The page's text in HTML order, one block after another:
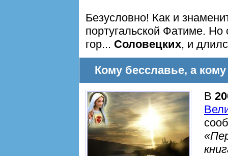
Безусловно! Как и
португальской Фатиме.
гор... Соловецких, и
Кому бесславье, а
В